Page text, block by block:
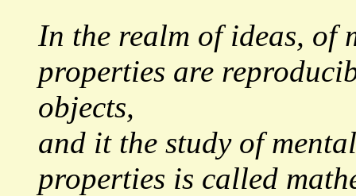
In the realm of ideas, of
properties are
objects,
and it the study of
properties is called